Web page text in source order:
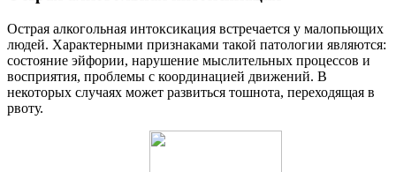
Острая алкогольная интоксикация встречается у малопьющих
людей. Характерными признаками такой патологии являются:
состояние эйфории, нарушение мыслительных процессов и
восприятия, проблемы с координацией движений. В
некоторых случаях может развиться тошнота, переходящая в
рвоту.